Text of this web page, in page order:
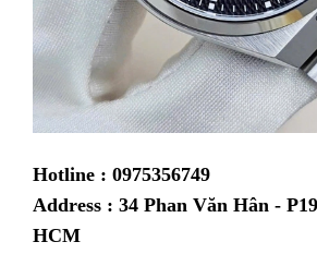
Hotline : 0975356749
Address : 34 Phan Văn Hân -
HCM